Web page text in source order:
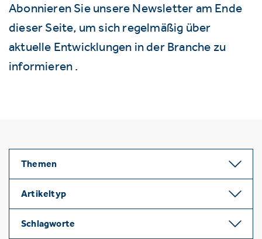
Abonnieren Sie unsere Newsletter am Ende
dieser Seite, um sich regelmäßig über
aktuelle Entwicklungen in der Branche zu
informieren .
Themen
Artikeltyp
Schlagworte